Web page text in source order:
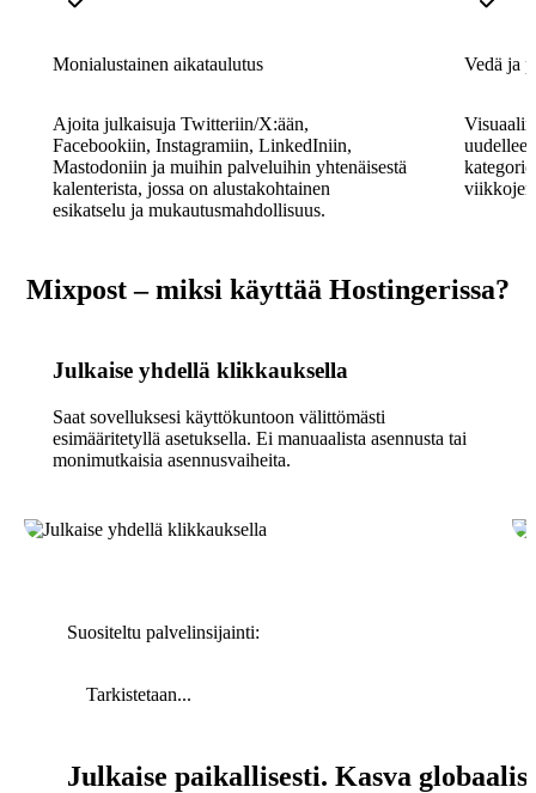
Monialustainen aikataulutus
Ajoita julkaisuja Twitteriin/X:ään,
Facebookiin, Instagramiin, LinkedIniin,
Mastodoniin ja muihin palveluihin yhtenäisestä
kalenterista, jossa on alustakohtainen
esikatselu ja mukautusmahdollisuus.
Vedä ja
viikkojen
Mixpost – miksi käyttää Hostingerissa?
Julkaise yhdellä klikkauksella
Saat sovelluksesi käyttökuntoon välittömästi
esimääritetyllä asetuksella. Ei manuaalista asennusta tai
monimutkaisia asennusvaiheita.
Suositeltu palvelinsijainti:
Tarkistetaan...
Julkaise paikallisesti. Kasva